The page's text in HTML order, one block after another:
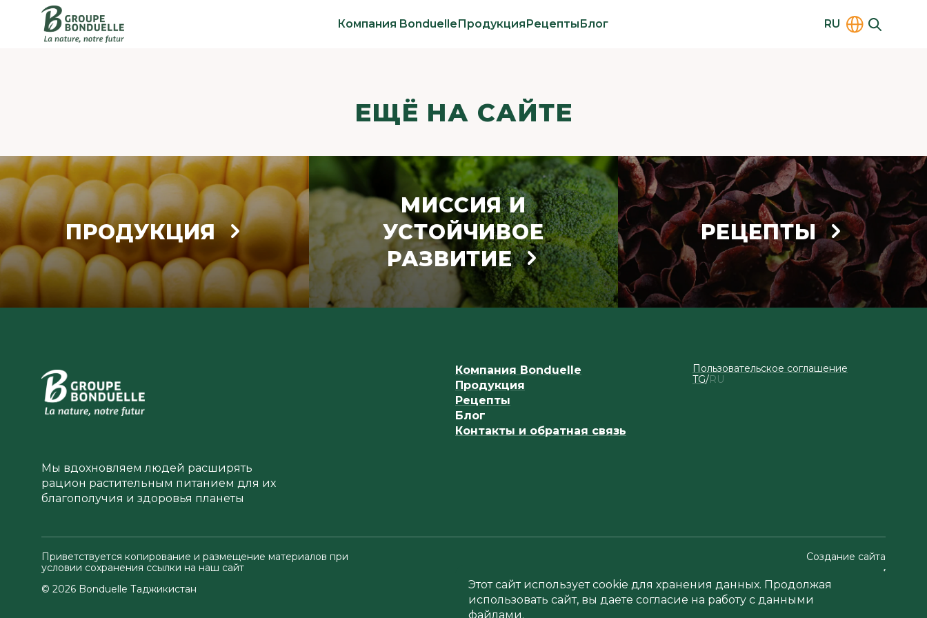
Компания BonduelleПродукцияРецептыБлог RU
ЕЩЁ НА САЙТЕ
ПРОДУКЦИЯ
МИССИЯ И
УСТОЙЧИВОЕ
РАЗВИТИЕ
РЕЦЕПТЫ
Мы вдохновляем людей расширять
рацион растительным питанием для их
благополучия и здоровья планеты
Компания Bonduelle
Продукция
Рецепты
Блог
Контакты и обратная связь
Пользовательское соглашение
TG RU
Приветствуется копирование и размещение материалов при
условии сохранения ссылки на наш сайт
© 2026 Bonduelle Таджикистан
Создание сайта
Этот сайт использует cookie для хранения данных. Продолжая
использовать сайт, вы даете согласие на работу с данными
файлами.